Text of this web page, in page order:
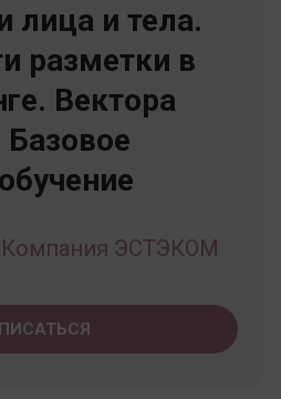
лица и тела.
разметки в
Вектора
Компания ЭСТЭКОМ